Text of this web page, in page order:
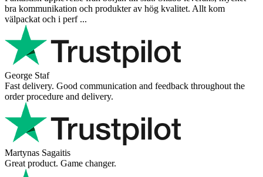
bra kommunikation och produkter av hög kvalitet. Allt kom
välpackat och i perf ...
George Staf
Fast delivery. Good communication and feedback throughout the
order procedure and delivery.
Martynas Sagaitis
Great product. Game changer.